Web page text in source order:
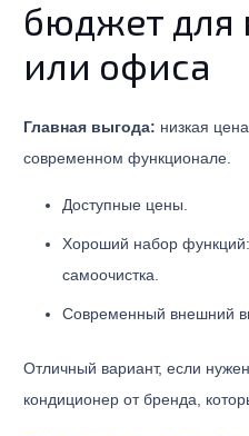
бюджет для
или офиса
Главная выгода: низкая
современном функционале.
Доступные цены.
Хороший набор
самоочистка.
Современный внешний
Отличный вариант, если
кондиционер от бренда,